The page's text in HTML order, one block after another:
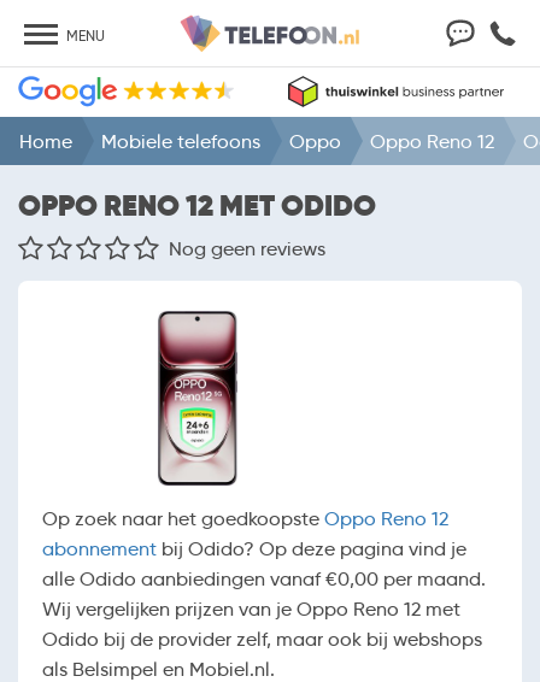
MENU
Home Mobiele telefoons Oppo Oppo Reno 12
OPPO RENO 12 MET ODIDO
Nog geen reviews
Op zoek naar het goedkoopste Oppo Reno 12
abonnement bij Odido? Op deze pagina vind je
alle Odido aanbiedingen vanaf €0,00 per maand.
Wij vergelijken prijzen van je Oppo Reno 12 met
Odido bij de provider zelf, maar ook bij webshops
als Belsimpel en Mobiel.nl.